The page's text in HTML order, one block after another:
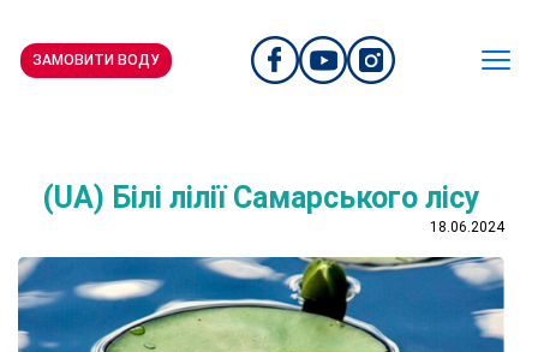
ЗАМОВИТИ ВОДУ
(UA) Білі лілії Самарського лісу
18.06.2024